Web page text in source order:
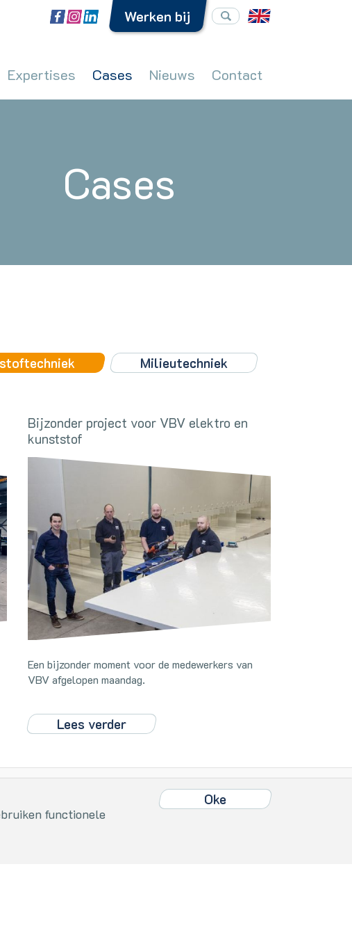
functionele
Oke
Expertises Cases Nieuws Contact
Werken bij
Cases
Milieutechniek
Bijzonder project voor VBV elektro en
kunststof
Een bijzonder moment voor de medewerkers van
VBV afgelopen maandag.
Lees verder
op te slaan.
Oke